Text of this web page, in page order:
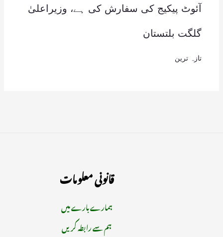
آئوٹ پیکیج کی سفارش کی ہے، وزیراعلیٰ
گلگت بلتستان
تازہ ترین
قانونی معلومات
ہمارے بارے میں
ہم سے رابطہ کریں